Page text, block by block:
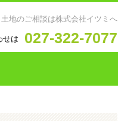
地のご相談は株式会社イツミへ
せは 027-322-7077